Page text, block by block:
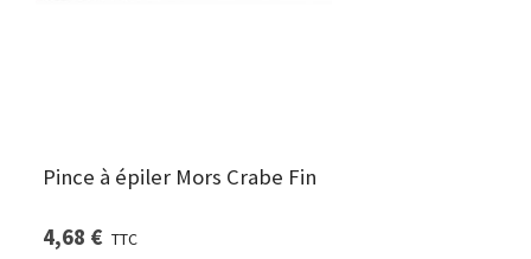
Pince à épiler Mors Crabe Fin
4,68 € TTC